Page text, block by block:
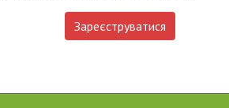
Зареєструватися